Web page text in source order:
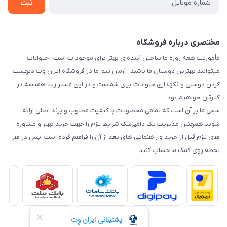
ثبت
مختصری درباره فروشگاه
مأموریت همه روزه ما ساختن آینده‌ای بهتر برای موجودات است . حیوانات
میتوانند بهترین دوستان ما باشند . آرمان تیم ما در فروشگاه ایران وِت دلچسب
کردن دوستی و نگهداری حیوانات برای شماست و در این مسیر زیبا همیشه در
کنارتان خواهیم بود .
سعی ما بر آن است که تمامی محصولات با کیفیت مطلوب و برند اصلی ارائه
شوند،همچنین مدیریت یک دامپزشک شرایط لازم را جهت خرید بهتر و مشاوره
های لازم قبل از خرید و راهنمایی های بعد از آن را فراهم کرده است ،پس در هر
لحظه روی کمک ما حساب کنید.